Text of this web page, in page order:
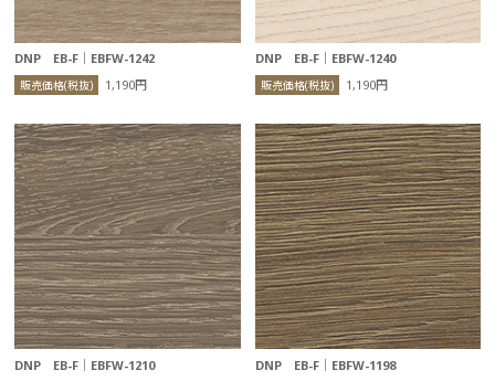
DNP EB-F｜EBFW-1242
販売価格(税抜) 1,190円
DNP EB-F｜EBFW-1240
販売価格(税抜) 1,190円
DNP EB-F｜EBFW-1210 DNP EB-F｜EBFW-1198